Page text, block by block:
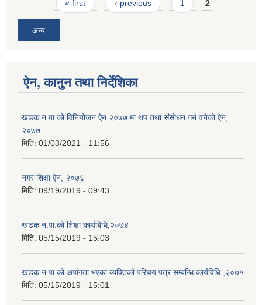
« first ‹ previous 1 2
अन्य
ऐन, कानुन तथा निर्देशिका
खडक न‍.पा.को विनियोजन ऐन २०७७ मा थप तथा संसाेधन गर्न वनेको ऐन,
२०७७
मिति: 01/03/2021 - 11:56
नगर शिक्षा ऐन, २०७६
मिति: 09/19/2019 - 09:43
खडक न.पा.को शिक्षा कार्यबिधि,२०७४
मिति: 05/15/2019 - 15:03
खडक न.पा.को अपांगता भएका व्यक्तिको परिचय पत्र सम्बन्धि कार्यविधि ,२०७५
मिति: 05/15/2019 - 15:01